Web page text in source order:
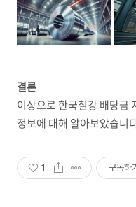
결론
이상으로 한국철강 배당금
정보에 대해 알아보았습니
1 구독하기